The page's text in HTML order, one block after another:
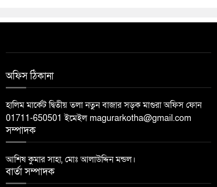
অফিস ঠিকানা
হালিম মার্কেট দ্বিতীয় তলা নতুন বাজার সড়ক মাগুরা অফিস ফোন
01711-650501 ইমেইল magurarkotha@gmail.com
সম্পাদক
আশিষ কুমার সাহা, মোঃ আলাউদ্দিন মন্ডল।
বার্তা সম্পাদক